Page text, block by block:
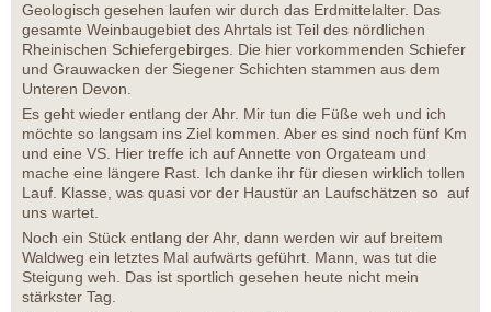
Geologisch gesehen laufen wir durch das Erdmittelalter. Das
gesamte Weinbaugebiet des Ahrtals ist Teil des nördlichen
Rheinischen Schiefergebirges. Die hier vorkommenden Schiefer
und Grauwacken der Siegener Schichten stammen aus dem
Unteren Devon.
Es geht wieder entlang der Ahr. Mir tun die Füße weh und ich
möchte so langsam ins Ziel kommen. Aber es sind noch fünf Km
und eine VS. Hier treffe ich auf Annette von Orgateam und
mache eine längere Rast. Ich danke ihr für diesen wirklich tollen
Lauf. Klasse, was quasi vor der Haustür an Laufschätzen so auf
uns wartet.
Noch ein Stück entlang der Ahr, dann werden wir auf breitem
Waldweg ein letztes Mal aufwärts geführt. Mann, was tut die
Steigung weh. Das ist sportlich gesehen heute nicht mein
stärkster Tag.